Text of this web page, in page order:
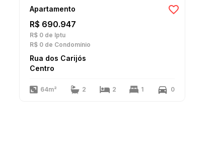
Apartamento
R$ 690.947
R$ 0 de Iptu
R$ 0 de Condomínio
Rua dos Carijós
Centro
64m² 2 2 1 0